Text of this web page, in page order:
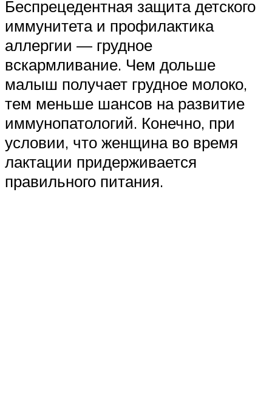
Беспрецедентная защита детского
иммунитета и профилактика
аллергии — грудное
вскармливание. Чем дольше
малыш получает грудное молоко,
тем меньше шансов на развитие
иммунопатологий. Конечно, при
условии, что женщина во время
лактации придерживается
правильного питания.